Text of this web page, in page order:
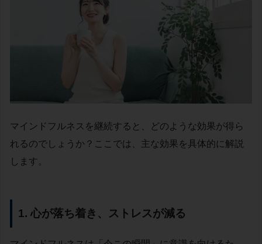
マインドフルネスを継続すると、どのような効果が得ら
れるのでしょうか？ここでは、主な効果を具体的に解説
します。
1. 心が落ち着き、ストレスが減る